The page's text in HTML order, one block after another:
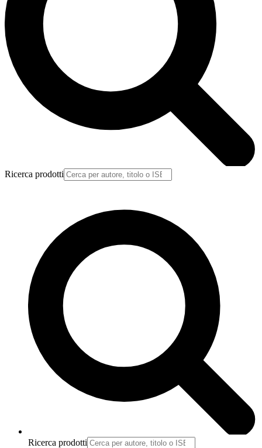
Ricerca prodotti
Ricerca prodotti